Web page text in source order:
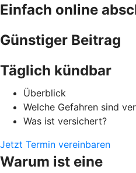
Einfach online
Günstiger Beitrag
Täglich kündbar
Überblick
Welche Gefahren sind
Was ist versichert?
Jetzt Termin vereinbaren
Warum ist eine